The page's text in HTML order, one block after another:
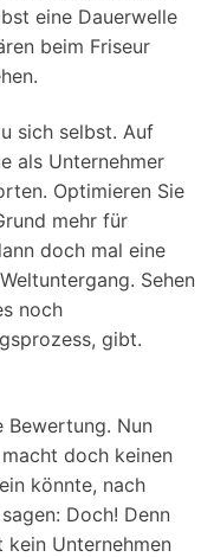
eine Dauerwelle
beim Friseur
sich selbst. Auf
als Unternehmer
Optimieren Sie
mehr für
doch mal eine
Sehen
noch
gibt.
Bewertung. Nun
doch keinen
könnte, nach
Doch! Denn
Unternehmen